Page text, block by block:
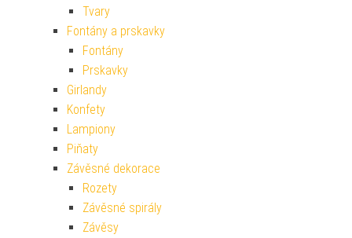
Tvary
Fontány a prskavky
Fontány
Prskavky
Girlandy
Konfety
Lampiony
Piňaty
Závěsné dekorace
Rozety
Závěsné spirály
Závěsy